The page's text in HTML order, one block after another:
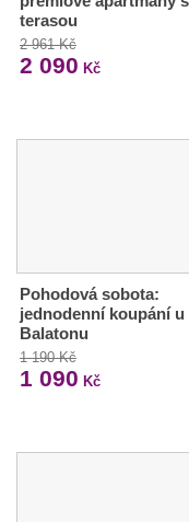
terasou
2 961 Kč
2 090 Kč
Pohodová sobota:
jednodenní koupání u
Balatonu
1 190 Kč
1 090 Kč